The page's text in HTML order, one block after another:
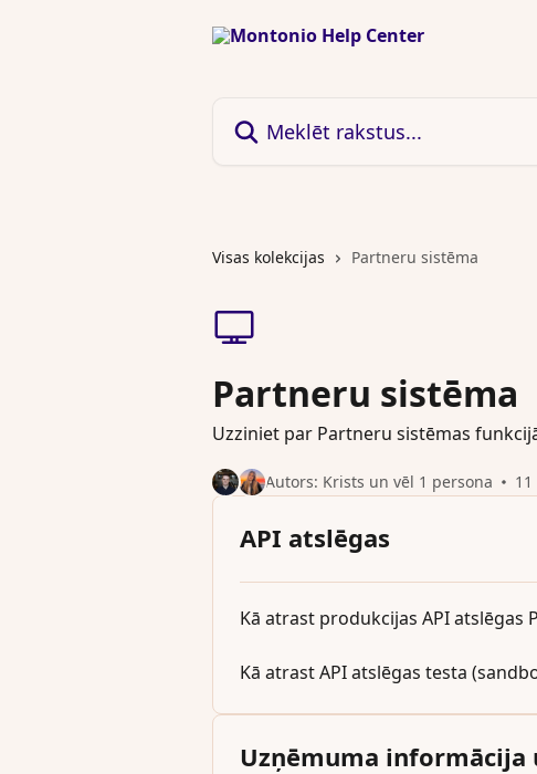
Visas kolekcijas Partneru sistēma
Partneru sistēma
Uzziniet par Partneru sistēmas
Autors: Krists un vēl 1 persona
API atslēgas
Kā atrast produkcijas API atslēgas
Kā atrast API atslēgas testa
Uzņēmuma informācija